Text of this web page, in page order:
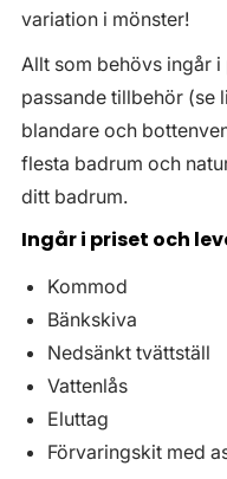
variation i mönster!
Allt som behövs ingår
passande tillbehör (se
blandare och
flesta badrum och
ditt badrum.
Ingår i priset och
Kommod
Bänkskiva
Nedsänkt tvättställ
Vattenlås
Eluttag
Förvaringskit med